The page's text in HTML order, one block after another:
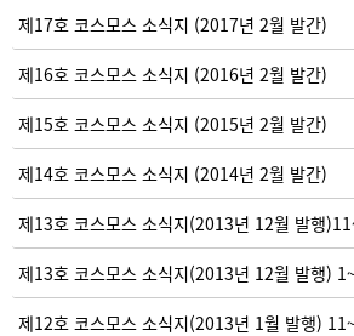
제17호 코스모스 소식지 (2017년 2월 발간)
제16호 코스모스 소식지 (2016년 2월 발간)
제15호 코스모스 소식지 (2015년 2월 발간)
제14호 코스모스 소식지 (2014년 2월 발간)
제13호 코스모스 소식지(2013년 12월 발행
제13호 코스모스 소식지(2013년 12월 발행)
제12호 코스모스 소식지(2013년 1월 발행)